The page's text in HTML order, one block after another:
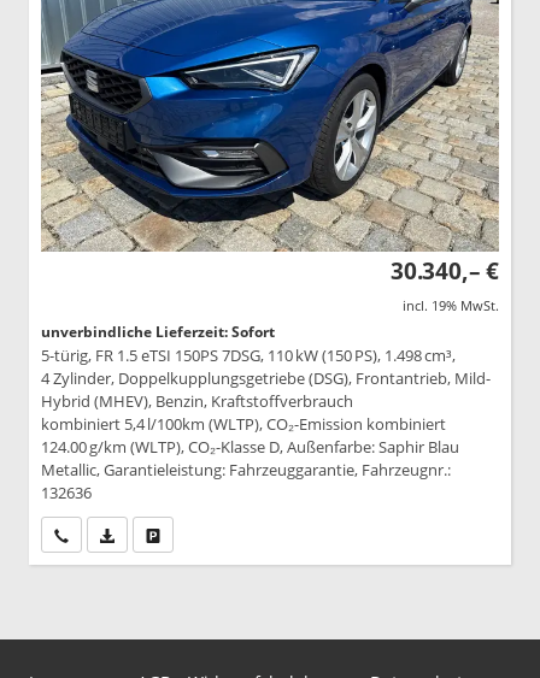
30.340,– €
incl. 19% MwSt.
unverbindliche Lieferzeit: Sofort
5-türig, FR 1.5 eTSI 150PS 7DSG, 110 kW (150 PS), 1.498 cm³,
4 Zylinder, Doppelkupplungsgetriebe (DSG), Frontantrieb, Mild-
Hybrid (MHEV), Benzin, Kraftstoffverbrauch
kombiniert 5,4 l/100km (WLTP), CO₂-Emission kombiniert
124.00 g/km (WLTP), CO₂-Klasse D, Außenfarbe: Saphir Blau
Metallic, Garantieleistung: Fahrzeuggarantie, Fahrzeugnr.:
132636
Wir rufen Sie anPDF-Datei, Fahrzeugexposé drucken